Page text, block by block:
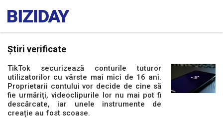
Știri verificate
TikTok securizează conturile tuturor
utilizatorilor cu vârste mai mici de 16 ani.
Proprietarii contului vor decide de cine să
fie urmăriți, videoclipurile lor nu mai pot fi
descărcate, iar unele instrumente de
creație au fost scoase.